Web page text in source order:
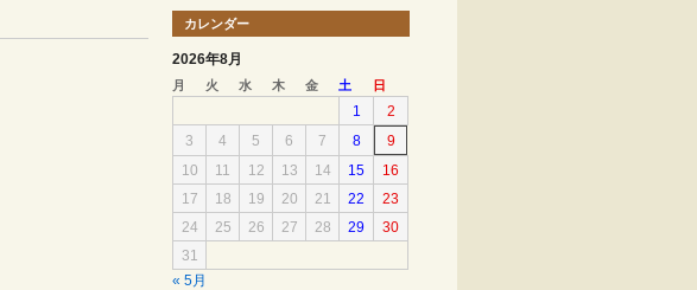
カレンダー
2026年8月
月 火 水 木 金 土 日
1
2
3
4 5 6 7 8
9
10
11 12 13 14 15
16
17
18 19 20 21 22
23
24
25 26 27 28 29
30
31
« 5月